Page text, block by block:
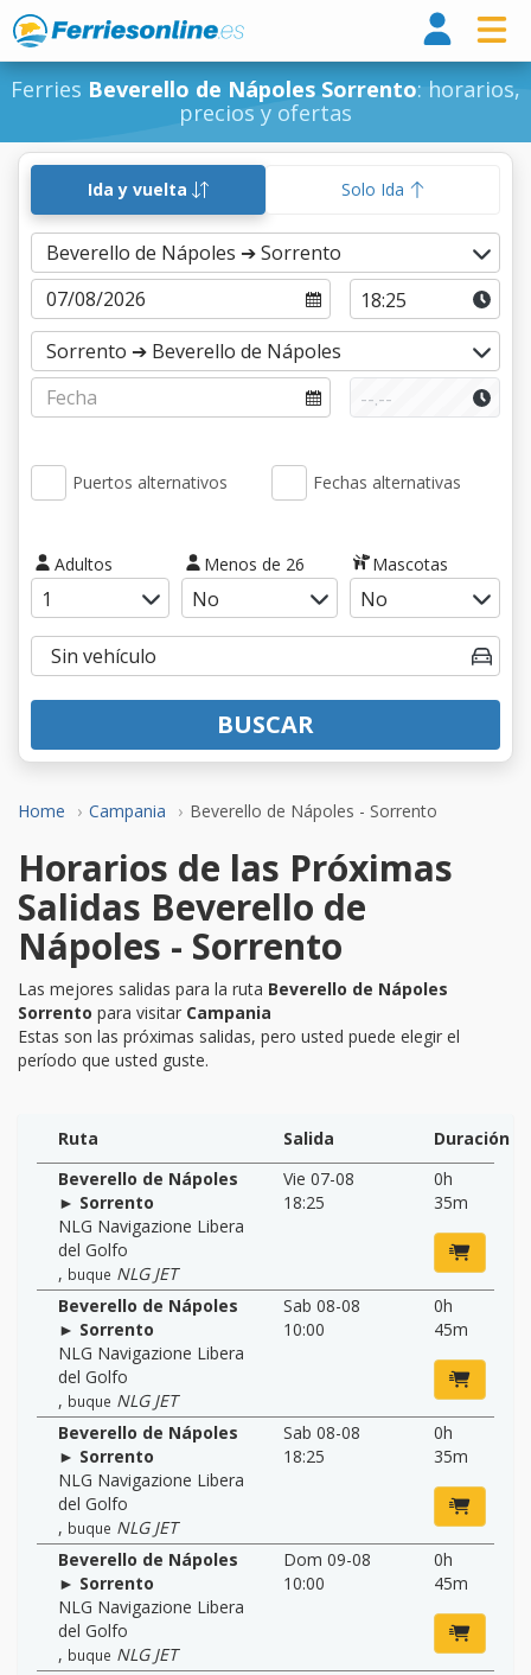
Ferries Beverello de Nápoles Sorrento: horarios,
precios y ofertas
Home Campania Beverello de Nápoles - Sorrento
Ida y vuelta Solo Ida
Puertos alternativos Fechas alternativas
Adultos Menos de 26 Mascotas
BUSCAR
Horarios de las Próximas
Salidas Beverello de
Nápoles - Sorrento
Las mejores salidas para la ruta Beverello de Nápoles
Sorrento para visitar Campania
Estas son las próximas salidas, pero usted puede elegir el
período que usted guste.
Ruta Salida
Duración
Beverello de Nápoles
► Sorrento
NLG Navigazione Libera
del Golfo
, buque NLG JET
Vie 07-08
18:25
0h
35m
Beverello de Nápoles
► Sorrento
NLG Navigazione Libera
del Golfo
, buque NLG JET
Sab 08-08
10:00
0h
45m
Beverello de Nápoles
► Sorrento
NLG Navigazione Libera
del Golfo
, buque NLG JET
Sab 08-08
18:25
0h
35m
Beverello de Nápoles
► Sorrento
NLG Navigazione Libera
del Golfo
, buque NLG JET
Dom 09-08
10:00
0h
45m